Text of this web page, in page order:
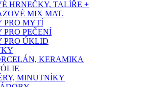
HRNEČKY, TALÍŘE +
MIX MAT.
PRO MYTÍ
PRO PEČENÍ
PRO ÚKLID
KERAMIKA
MINUTNÍKY